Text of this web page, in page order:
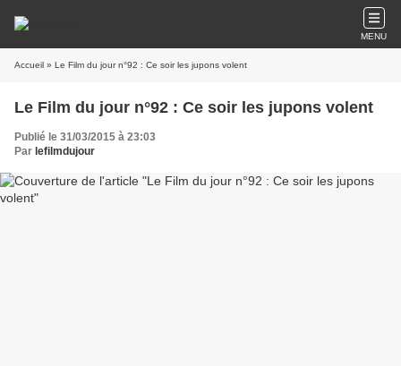
MENU
Accueil » Le Film du jour n°92 : Ce soir les jupons volent
Le Film du jour n°92 : Ce soir les jupons volent
Publié le 31/03/2015 à 23:03
Par lefilmdujour